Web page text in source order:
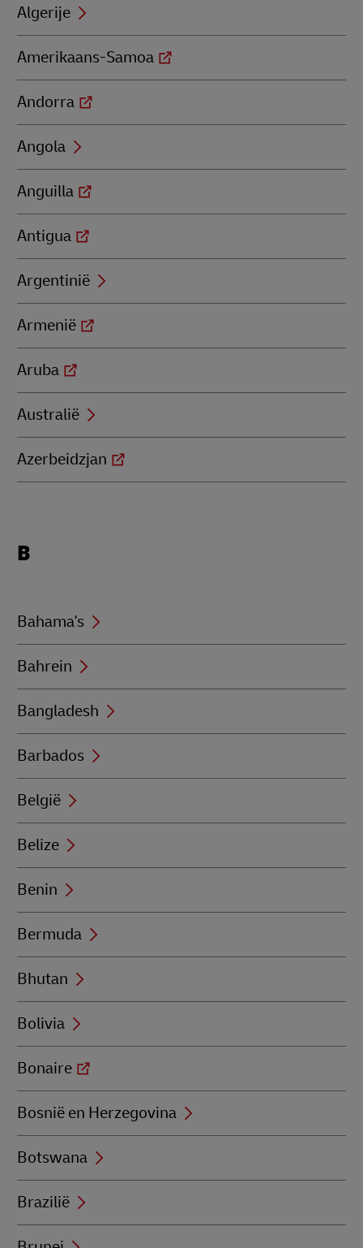
Algerije
Amerikaans-Samoa
Andorra
Angola
Anguilla
Antigua
Argentinië
Armenië
Aruba
Australië
Azerbeidzjan
beginning
B
Bahama's
Bahrein
Bangladesh
Barbados
België
Belize
Benin
Bermuda
Bhutan
Bolivia
Bonaire
Bosnië en Herzegovina
Botswana
Brazilië